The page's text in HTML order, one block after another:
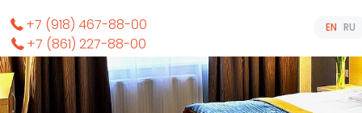
EN RU
+7 (918) 467-88-00
+7 (861) 227-88-00